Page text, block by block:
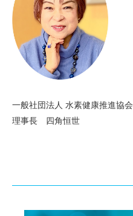
一般社団法人 水素健康推進協会
理事長 四⻆恒世